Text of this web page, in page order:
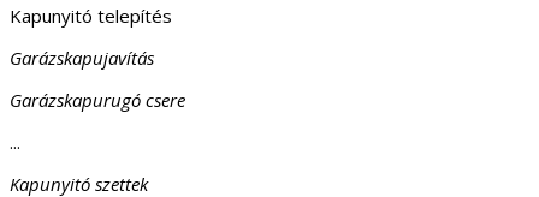
Kapunyitó telepítés
Garázskapujavítás
Garázskapurugó csere
...
Kapunyitó szettek